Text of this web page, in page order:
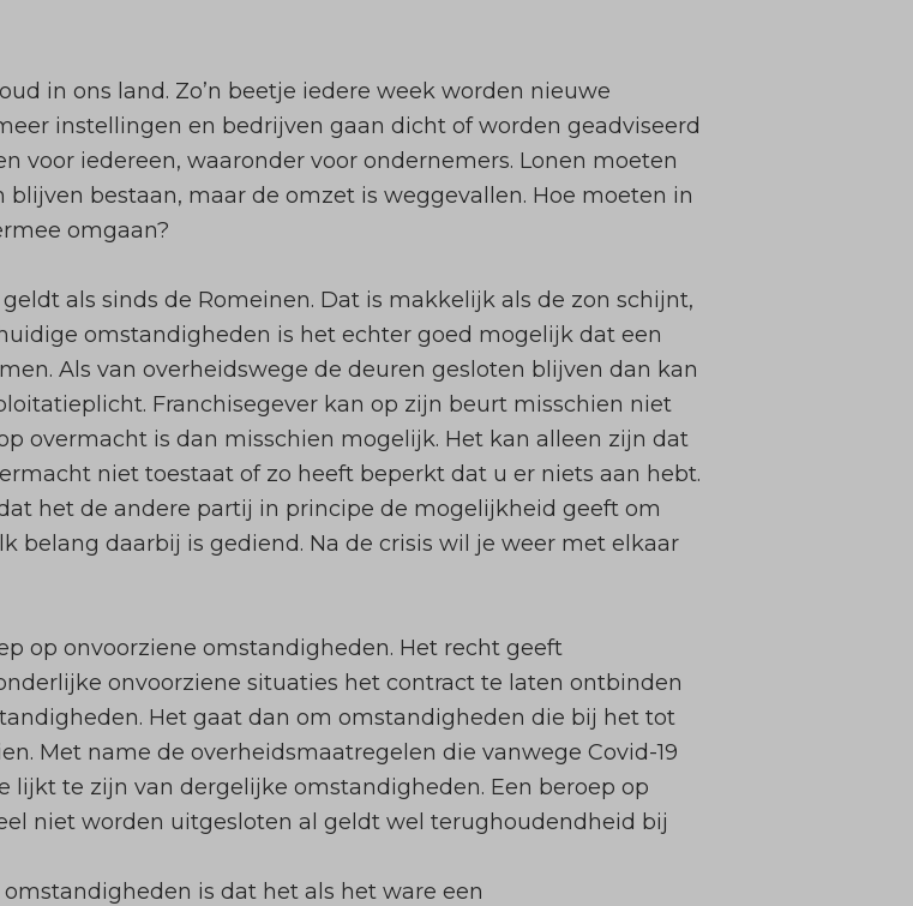
in ons land. Zo’n beetje iedere week worden nieuwe
instellingen en bedrijven gaan dicht of worden geadviseerd
voor iedereen, waaronder voor ondernemers. Lonen moeten
bestaan, maar de omzet is weggevallen. Hoe moeten in
omgaan?
als sinds de Romeinen. Dat is makkelijk als de zon schijnt,
omstandigheden is het echter goed mogelijk dat een
Als van overheidswege de deuren gesloten blijven dan kan
Franchisegever kan op zijn beurt misschien niet
overmacht is dan misschien mogelijk. Het kan alleen zijn dat
niet toestaat of zo heeft beperkt dat u er niets aan hebt.
het de andere partij in principe de mogelijkheid geeft om
belang daarbij is gediend. Na de crisis wil je weer met elkaar
op onvoorziene omstandigheden. Het recht geeft
onvoorziene situaties het contract te laten ontbinden
Het gaat dan om omstandigheden die bij het tot
Met name de overheidsmaatregelen die vanwege Covid-19
lijkt te zijn van dergelijke omstandigheden. Een beroep op
niet worden uitgesloten al geldt wel terughoudendheid bij
is dat het als het ware een